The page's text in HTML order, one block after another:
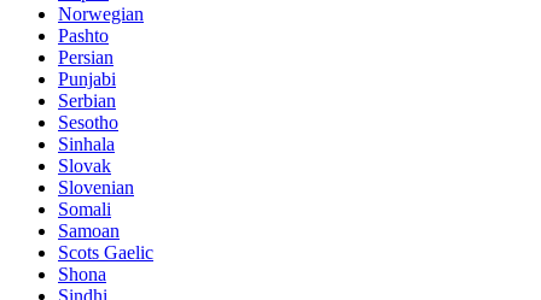
Norwegian
Pashto
Persian
Punjabi
Serbian
Sesotho
Sinhala
Slovak
Slovenian
Somali
Samoan
Scots Gaelic
Shona
Sindhi